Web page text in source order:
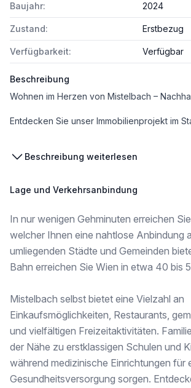
Baujahr: 2024
Zustand: Erstbezug
Verfügbarkeit: Verfügbar
Beschreibung
Entdecken Sie unser Immobilienprojekt im Stadtzentrum von Mistelbach, das höchsten Ansprüchen an Nachhaltigkeit, Ökologie und Ökonomie gerecht wird. Das heißt für Sie: Ihr
- Haus 1 Geschäfts- und Ordinationsflächen sowie
- Haus 3 Barrierefreie Eigentumswohnungen
Ein KFZ-Tiefgaragenstellplatz im Untergeschoss
Saubere Abwicklung steht an oberster Stelle. So bieten wir Ihnen die provisionsfreie Kaufabwicklung nach Bauträgervertragsgesetz
Kaufpreis exkl. Tiefgaragenstellplatz. Kaufnebenkosten: 3,5% Grunderwerbsteuer, 1,1% Eintragung ins Grundbuch,
Unsere Devise lautet: G’scheit wohnen.
Weitere Details zum Projekt finden Sie unter: https://www.you-will-like-it-living.at/
Angebot unverbindlich, freibleibend und ohne Gewähr. Baulich
Beschreibung weiterlesen
Lage und Verkehrsanbindung
In nur wenigen Gehminuten erreichen
welcher Ihnen eine nahtlose Anbindung
umliegenden Städte und Gemeinden
Bahn erreichen Sie Wien in etwa 40 bis
Mistelbach selbst bietet eine Vielzahl an
Einkaufsmöglichkeiten, Restaurants,
und vielfältigen Freizeitaktivitäten.
der Nähe zu erstklassigen Schulen und
während medizinische Einrichtungen für
Gesundheitsversorgung sorgen.